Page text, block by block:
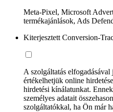
Meta-Pixel, Microsoft
termékajánlások, Ads
Kiterjesztett Conversion-
A szolgáltatás
értékelhetjük online
hirdetési kínálatunkat.
személyes adatait
szolgáltatókkal, ha Ön már